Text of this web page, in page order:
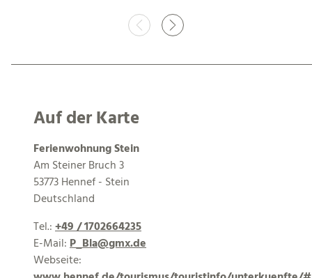
Auf der Karte
Ferienwohnung Stein
Am Steiner Bruch 3
53773 Hennef - Stein
Deutschland
Tel.:+49 / 1702664235
E-Mail:P_Bla@gmx.de
Webseite: